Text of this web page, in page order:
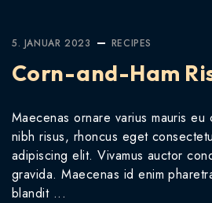
5. JANUAR 2023 RECIPES
Corn-and-Ham
Maecenas ornare varius mauris eu
nibh risus, rhoncus eget
adipiscing elit. Vivamus auctor
gravida. Maecenas id enim
blandit ...